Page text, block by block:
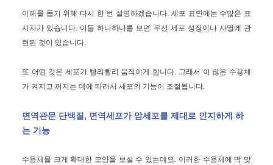
이해를 돕기 위해 다시 한 번 설명하겠습니다. 세포 표면에는 수많은 표
시자가 있습니다. 이들 하나하나를 보면 우선 세포 성장이나 사멸에 관
련된 것이 있습니다.
또 어떤 것은 세포가 빨리빨리 움직이게 합니다. 그래서 이 많은 수용체
가 켜지고 꺼지는 데에 따라서 세포의 기능이 조절됩니다.
면역관문 단백질, 면역세포가 암세포를 제대로 인지하게 하
는 기능
수용체를 크게 확대한 모양을 보실 수 있는데요. 이러한 수용체에 딱 맞